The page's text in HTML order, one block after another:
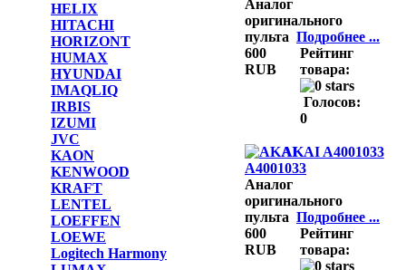
HELIX
HITACHI
HORIZONT
HUMAX
HYUNDAI
IMAQLIQ
IRBIS
IZUMI
JVC
KAON
KENWOOD
KRAFT
LENTEL
LOEFFEN
LOEWE
Logitech Harmony
Аналог
оригинального
пульта Подробнее ...
600
RUB
Рейтинг
товара:
Голосов:
0
AKAI A4001033
Аналог
оригинального
пульта Подробнее ...
600
RUB
Рейтинг
товара: